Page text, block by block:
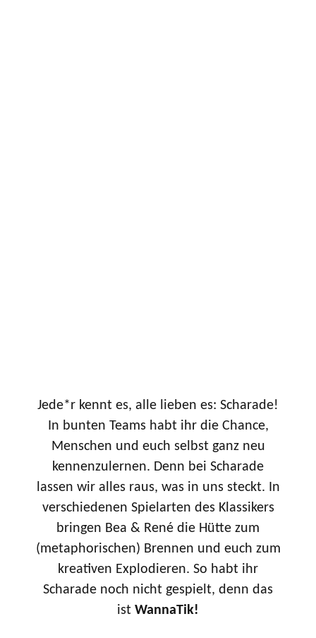
Jede*r kennt es, alle lieben es: Scharade!
In bunten Teams habt ihr die Chance,
Menschen und euch selbst ganz neu
kennenzulernen. Denn bei Scharade
lassen wir alles raus, was in uns steckt. In
verschiedenen Spielarten des Klassikers
bringen Bea & René die Hütte zum
(metaphorischen) Brennen und euch zum
kreativen Explodieren. So habt ihr
Scharade noch nicht gespielt, denn das
ist WannaTik!